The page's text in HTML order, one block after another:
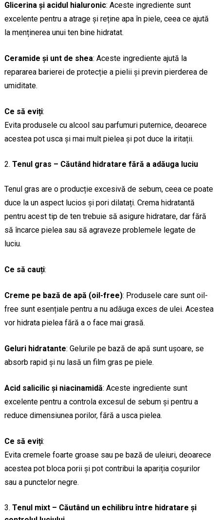
Glicerina și acidul hialuronic: Aceste ingrediente sunt
excelente pentru a atrage și reține apa în piele, ceea ce ajută
la menținerea unui ten bine hidratat.
Ceramide și unt de shea: Aceste ingrediente ajută la
repararea barierei de protecție a pielii și previn pierderea de
umiditate.
Ce să eviți:
Evita produsele cu alcool sau parfumuri puternice, deoarece
acestea pot usca și mai mult pielea și pot duce la iritații.
Tenul gras – Căutând hidratare fără a adăuga luciu
Tenul gras are o producție excesivă de sebum, ceea ce poate
duce la un aspect lucios și pori dilatați. Crema hidratantă
pentru acest tip de ten trebuie să asigure hidratare, dar fără
să încarce pielea sau să agraveze problemele legate de
luciu.
Ce să cauți:
Creme pe bază de apă (oil-free): Produsele care sunt oil-
free sunt esențiale pentru a nu adăuga exces de ulei. Acestea
vor hidrata pielea fără a o face mai grasă.
Geluri hidratante: Gelurile pe bază de apă sunt ușoare, se
absorb rapid și nu lasă un film gras pe piele.
Acid salicilic și niacinamidă: Aceste ingrediente sunt
excelente pentru a controla excesul de sebum și pentru a
reduce dimensiunea porilor, fără a usca pielea.
Ce să eviți:
Evita cremele foarte groase sau pe bază de uleiuri, deoarece
acestea pot bloca porii și pot contribui la apariția coșurilor
sau a punctelor negre.
Tenul mixt – Căutând un echilibru între hidratare și